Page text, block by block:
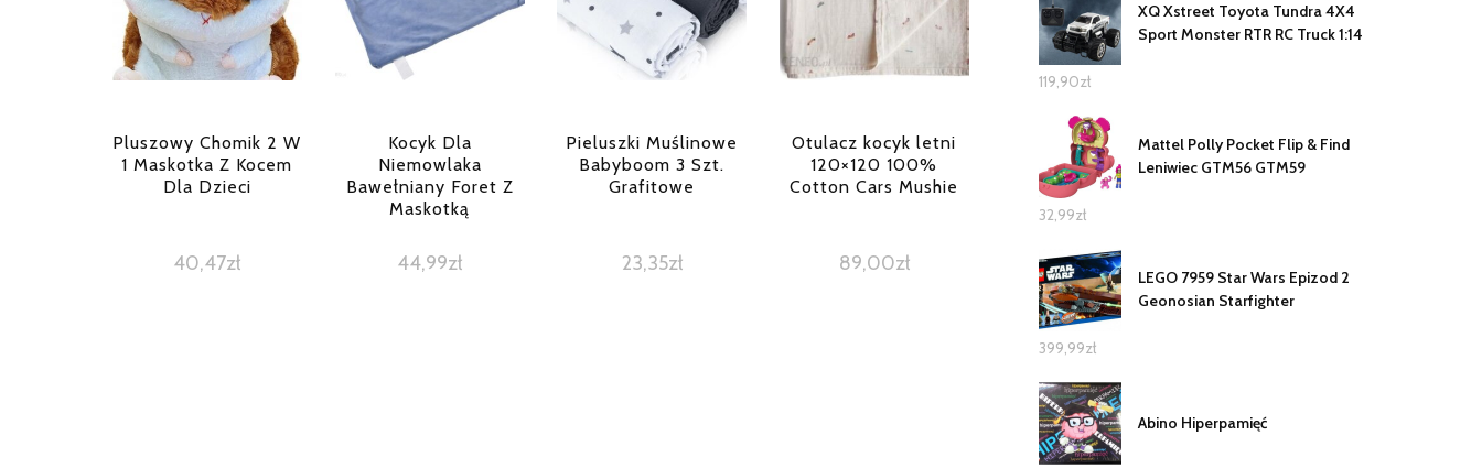
Pluszowy Chomik 2 W
1 Maskotka Z Kocem
Dla Dzieci
40,47zł
Kocyk Dla
Niemowlaka
Bawełniany Foret Z
Maskotką
44,99zł
Pieluszki Muślinowe
Babyboom 3 Szt.
Grafitowe
23,35zł
Otulacz kocyk letni
120×120 100%
Cotton Cars Mushie
89,00zł
XQ Xstreet Toyota Tundra 4X4
Sport Monster RTR RC Truck 1:14
119,90zł
Mattel Polly Pocket Flip & Find
Leniwiec GTM56 GTM59
32,99zł
LEGO 7959 Star Wars Epizod 2
Geonosian Starfighter
399,99zł
Abino Hiperpamięć